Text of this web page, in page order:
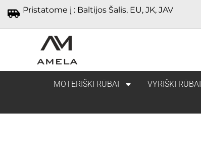
Pristatome į : Baltijos Šalis, EU, JK, JAV
MOTERIŠKI RŪBAI VYRIŠKI RŪBAI